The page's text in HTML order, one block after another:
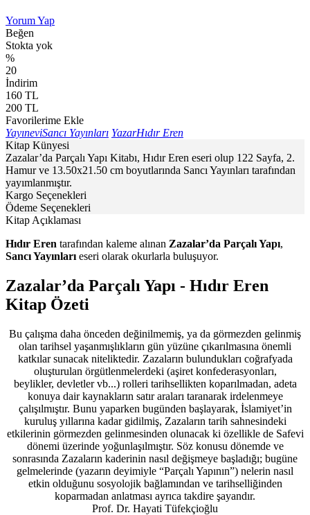
Yorum Yap
Beğen
Stokta yok
%
20
İndirim
160 TL
200 TL
Favorilerime Ekle
YayıneviSancı Yayınları YazarHıdır Eren
Kitap Künyesi
Zazalar’da Parçalı Yapı Kitabı, Hıdır Eren eseri olup 122 Sayfa, 2.
Hamur ve 13.50x21.50 cm boyutlarında Sancı Yayınları tarafından
yayımlanmıştır.
Kargo Seçenekleri
Ödeme Seçenekleri
Kitap Açıklaması
Hıdır Eren tarafından kaleme alınan Zazalar’da Parçalı Yapı,
Sancı Yayınları eseri olarak okurlarla buluşuyor.
Zazalar’da Parçalı Yapı - Hıdır Eren
Kitap Özeti
Bu çalışma daha önceden değinilmemiş, ya da görmezden gelinmiş
olan tarihsel yaşanmışlıkların gün yüzüne çıkarılmasına önemli
katkılar sunacak niteliktedir. Zazaların bulundukları coğrafyada
oluşturulan örgütlenmelerdeki (aşiret konfederasyonları,
beylikler, devletler vb...) rolleri tarihsellikten koparılmadan, adeta
konuya dair kaynakların satır araları taranarak irdelenmeye
çalışılmıştır. Bunu yaparken bugünden başlayarak, İslamiyet’in
kuruluş yıllarına kadar gidilmiş, Zazaların tarih sahnesindeki
etkilerinin görmezden gelinmesinden olunacak ki özellikle de Safevi
dönemi üzerinde yoğunlaşılmıştır. Söz konusu dönemde ve
sonrasında Zazaların kaderinin nasıl değişmeye başladığı; bugüne
gelmelerinde (yazarın deyimiyle “Parçalı Yapının”) nelerin nasıl
etkin olduğunu sosyolojik bağlamından ve tarihselliğinden
koparmadan anlatması ayrıca takdire şayandır.
Prof. Dr. Hayati Tüfekçioğlu